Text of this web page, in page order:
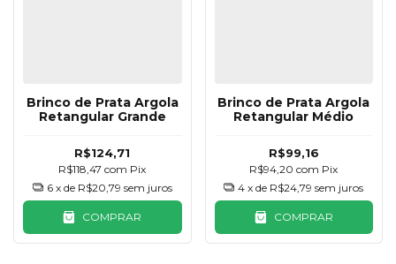
Brinco de Prata Argola
Retangular Grande
R$124,71
R$118,47com Pix
6 x de R$20,79 sem juros
COMPRAR
Brinco de Prata Argola
Retangular Médio
R$99,16
R$94,20com Pix
4 x de R$24,79 sem juros
COMPRAR